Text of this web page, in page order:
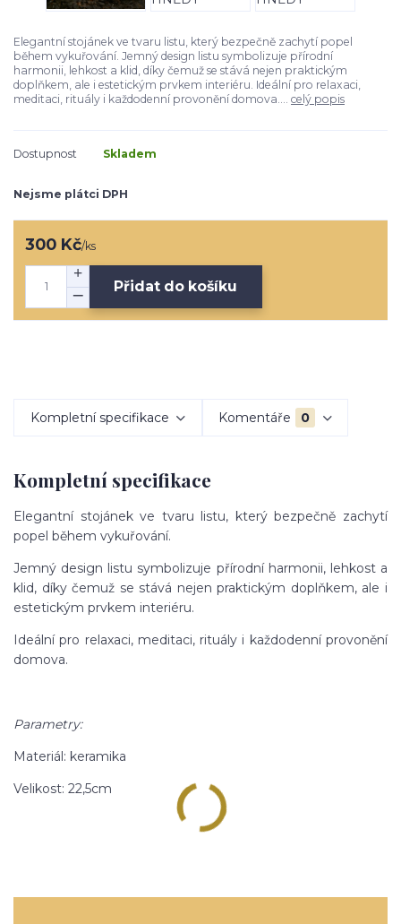
Elegantní stojánek ve tvaru listu, který bezpečně zachytí popel
během vykuřování. Jemný design listu symbolizuje přírodní
harmonii, lehkost a klid, díky čemuž se stává nejen praktickým
doplňkem, ale i estetickým prvkem interiéru. Ideální pro relaxaci,
meditaci, rituály i každodenní provonění domova.... celý popis
Dostupnost Skladem
Nejsme plátci DPH
300 Kč/ks
Přidat do košíku
Kompletní specifikace Komentáře 0
Kompletní specifikace
Elegantní stojánek ve tvaru listu, který bezpečně zachytí
popel během vykuřování.
Jemný design listu symbolizuje přírodní harmonii, lehkost a
klid, díky čemuž se stává nejen praktickým doplňkem, ale i
estetickým prvkem interiéru.
Ideální pro relaxaci, meditaci, rituály i každodenní provonění
domova.
Parametry:
Materiál: keramika
Velikost: 22,5cm